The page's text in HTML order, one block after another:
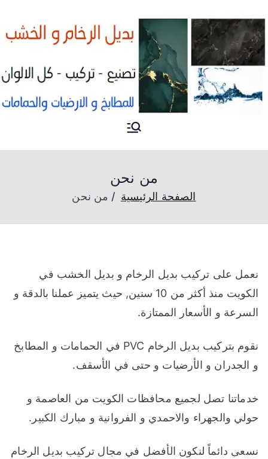
من نحن
الصفحة الرئيسية من نحن
نعمل على تركيب بديل الرخام و بديل الخشب في
الكويت منذ أكثر من 10 سنين, حيث يتميز عملنا بالدقة و
السرعة و الأسعار الممتازة.
نقوم بتركيب بديل الرخام PVC في الحمامات و المطابخ
و الجدران و الأرضيات و حتى في الأسقف.
خدماتنا تصل لجميع محافظات الكويت من العاصمة و
حولي والجهراء والاحمدي و الفروانية و مبارك الكبير.
نسعى دائماً لنكون الأفضل في مجال تركيب بديل الرخام